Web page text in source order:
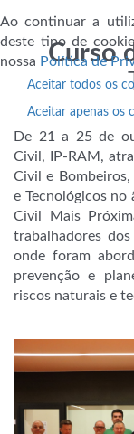
Curso
De 21 a 25 de
Civil, IP-RAM,
Civil e
e Tecnológicos no
Civil Mais
trabalhadores
onde foram
prevenção e
riscos naturais e
Ao continuar a
deste tipo de
nossa Política de
Aceitar todos os
Aceitar apenas os